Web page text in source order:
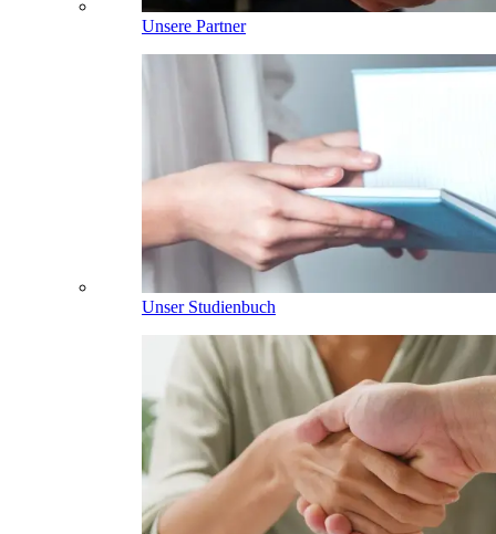
Unsere Partner
Unser Studienbuch